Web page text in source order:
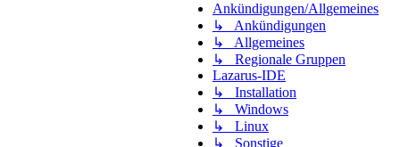
Ankündigungen/Allgemeines
↳ Ankündigungen
↳ Allgemeines
↳ Regionale Gruppen
Lazarus-IDE
↳ Installation
↳ Windows
↳ Linux
↳ Sonstige